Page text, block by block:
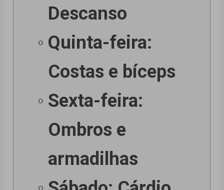
Descanso
Quinta-feira:
Costas e bíceps
Sexta-feira:
Ombros e
armadilhas